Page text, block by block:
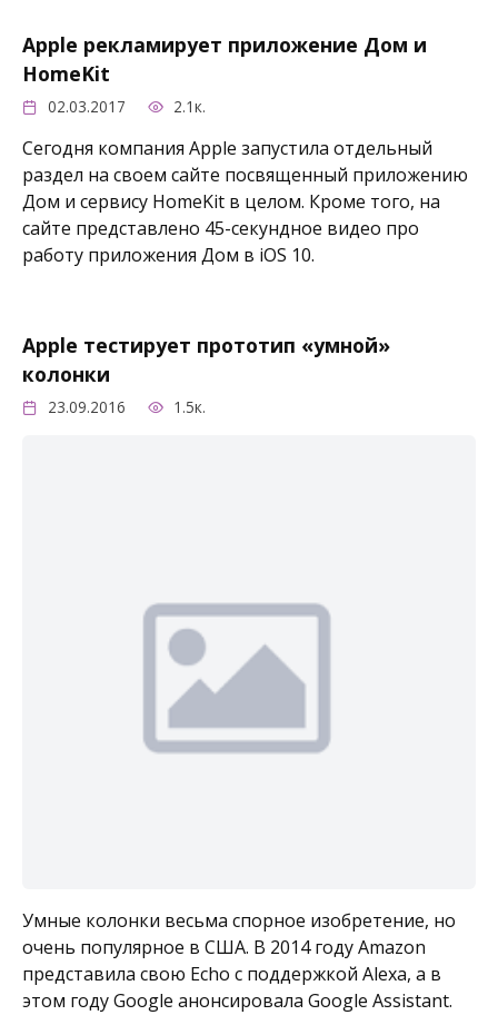
Apple рекламирует приложение Дом и
HomeKit
02.03.2017 2.1к.
Сегодня компания Apple запустила отдельный
раздел на своем сайте посвященный приложению
Дом и сервису HomeKit в целом. Кроме того, на
сайте представлено 45-секундное видео про
работу приложения Дом в iOS 10.
Apple тестирует прототип «умной»
колонки
23.09.2016 1.5к.
Умные колонки весьма спорное изобретение, но
очень популярное в США. В 2014 году Amazon
представила свою Echo с поддержкой Alexa, а в
этом году Google анонсировала Google Assistant.